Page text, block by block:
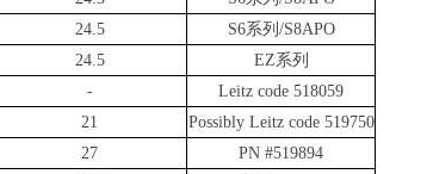
24.5 S6系列 /S8APO
24.5 EZ系列
-
Leitz code 518059
21
Possibly Leitz code 519750
27
PN #519894